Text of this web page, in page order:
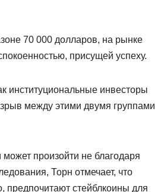
70 000 долларов, на рынке
присущей успеху.
институциональные инвесторы
между этими двумя группами
произойти не благодаря
Торн отмечает, что
предпочитают стейблкоины для